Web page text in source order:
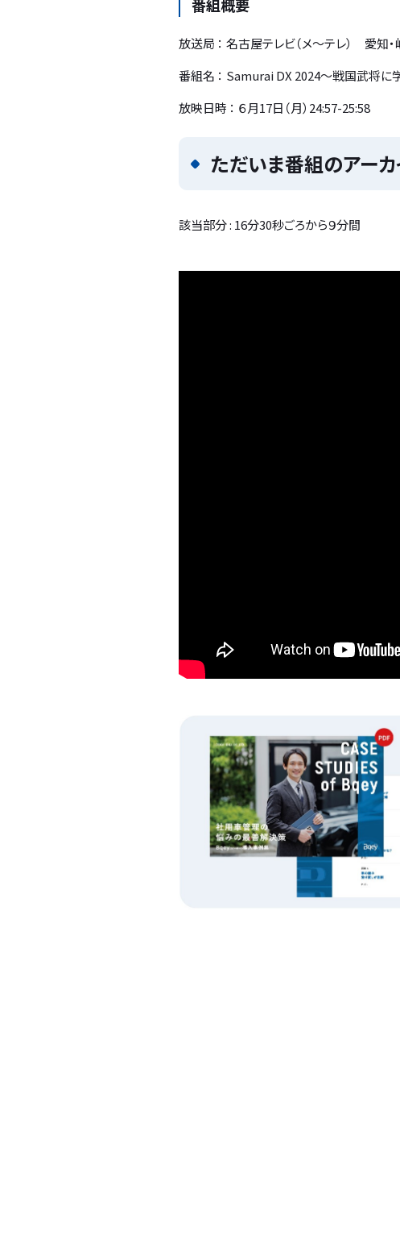
番組概要
放送局 ： 名古屋テレビ（メ～テレ） 愛知
番組名 ： Samurai DX 2024～戦国武将に
放映日時 ： ６月17日（月）24:57-25:58
ただいま番組のアー
該当部分 : 16分30秒ごろから９分間